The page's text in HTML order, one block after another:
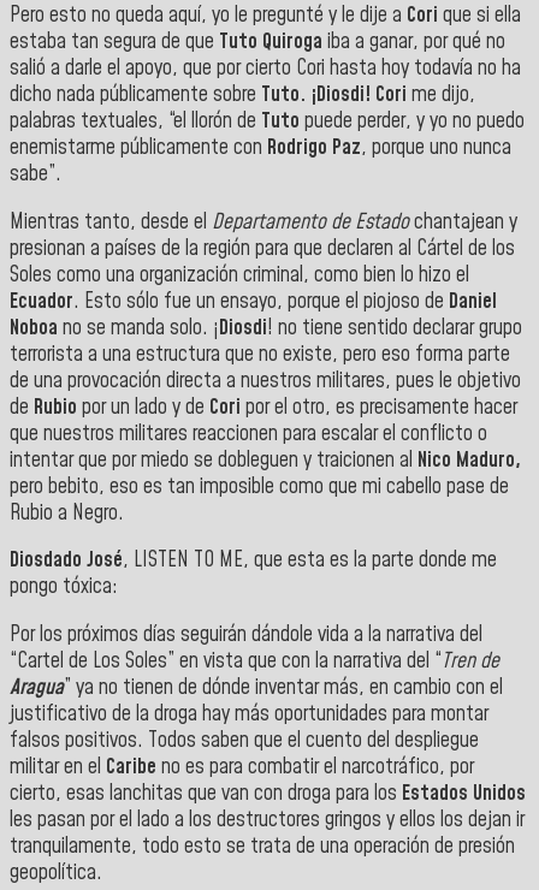
Pero esto no queda aquí, yo le pregunté y le dije a Cori que si ella
estaba tan segura de que Tuto Quiroga iba a ganar, por qué no
salió a darle el apoyo, que por cierto Cori hasta hoy todavía no ha
dicho nada públicamente sobre Tuto. ¡Diosdi! Cori me dijo,
palabras textuales, “el llorón de Tuto puede perder, y yo no puedo
enemistarme públicamente con Rodrigo Paz, porque uno nunca
sabe”.
Mientras tanto, desde el Departamento de Estadochantajean y
presionan a países de la región para que declaren al Cártel de los
Soles como una organización criminal, como bien lo hizo el
Ecuador. Esto sólo fue un ensayo, porque el piojoso de Daniel
Noboa no se manda solo. ¡Diosdi! no tiene sentido declarar grupo
terrorista a una estructura que no existe, pero eso forma parte
de una provocación directa a nuestros militares, pues le objetivo
de Rubio por un lado y de Cori por el otro, es precisamente hacer
que nuestros militares reaccionen para escalar el conflicto o
intentar que por miedo se dobleguen y traicionen al Nico Maduro,
pero bebito, eso es tan imposible como que mi cabello pase de
Rubio a Negro.
Diosdado José, LISTEN TO ME, que esta es la parte donde me
pongo tóxica:
Por los próximos días seguirán dándole vida a la narrativa del
“Cartel de Los Soles” en vista que con la narrativa del “Tren de
Aragua” ya no tienen de dónde inventar más, en cambio con el
justificativo de la droga hay más oportunidades para montar
falsos positivos. Todos saben que el cuento del despliegue
militar en el Caribe no es para combatir el narcotráfico, por
cierto, esas lanchitas que van con droga para los Estados Unidos
les pasan por el lado a los destructores gringos y ellos los dejan ir
tranquilamente, todo esto se trata de una operación de presión
geopolítica.